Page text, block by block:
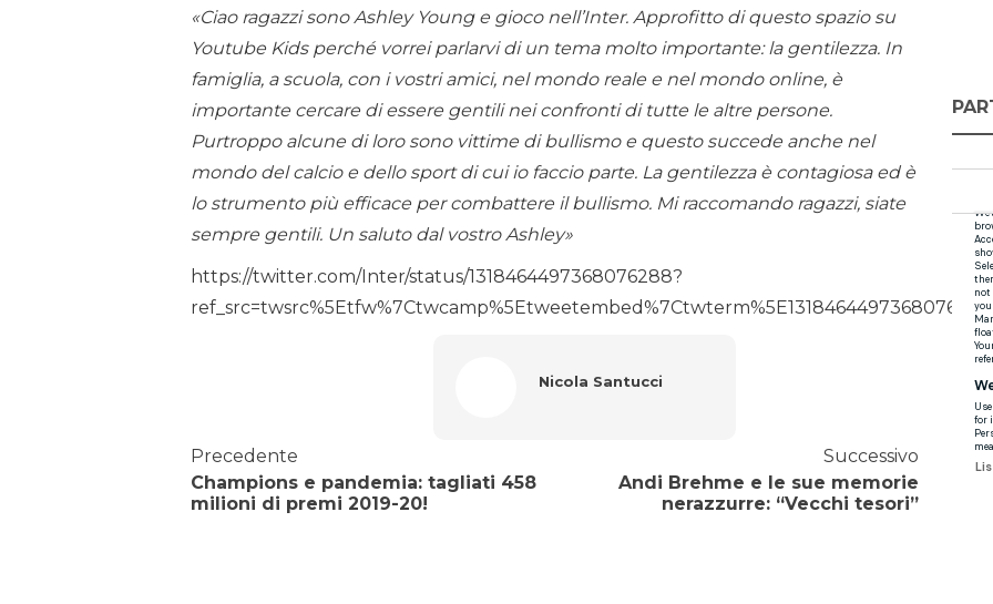
«Ciao ragazzi sono Ashley Young e gioco nell’Inter. Approfitto di questo spazio su
Youtube Kids perché vorrei parlarvi di un tema molto importante: la gentilezza. In
famiglia, a scuola, con i vostri amici, nel mondo reale e nel mondo online, è
importante cercare di essere gentili nei confronti di tutte le altre persone.
Purtroppo alcune di loro sono vittime di bullismo e questo succede anche nel
mondo del calcio e dello sport di cui io faccio parte. La gentilezza è contagiosa ed è
lo strumento più efficace per combattere il bullismo. Mi raccomando ragazzi, siate
sempre gentili. Un saluto dal vostro Ashley»
https://twitter.com/Inter/status/1318464497368076288?
Nicola Santucci
Precedente
Champions e pandemia: tagliati 458
milioni di premi 2019-20!
Successivo
Andi Brehme e le sue memorie
nerazzurre: “Vecchi tesori”